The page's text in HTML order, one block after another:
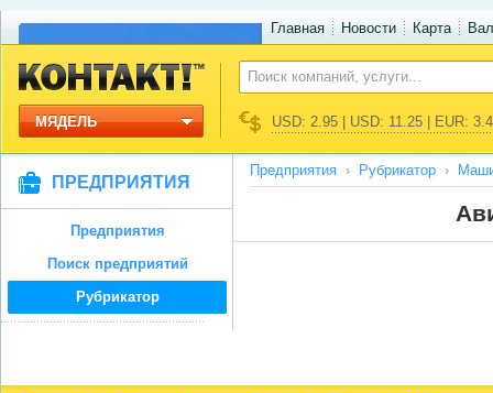
Главная Новости Карта
МЯДЕЛЬ USD: 2.95 | USD: 11.25 | EUR:
ПРЕДПРИЯТИЯ
Предприятия
Поиск предприятий
Рубрикатор
Предприятия Рубрикатор